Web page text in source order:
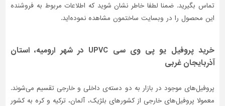
تماس بگیرید. ضمنا لطفا خاطر نشان شوید که اطلاعات مربوط به فروشنده
این محصول را در وبسایت ساختمون مشاهده نموده‌اید.
خرید پروفیل یو پی وی سی UPVC در شهر ارومیه، استان
آذربایجان غربی
پروفیل‌های موجود در بازار به دو دسته‌ی داخلی و خارجی تقسیم می‌شوند.
معمولا پروفیل‌های خارجی از کشورهای بلژیک، آلمان، ترکیه و کره به کشور